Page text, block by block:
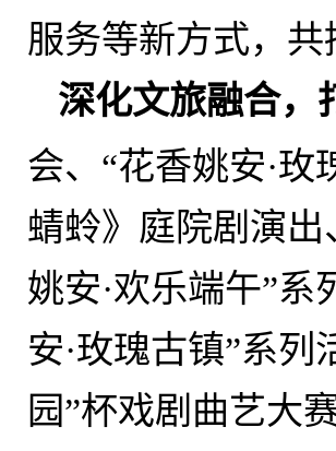
服务等新方式， 共
深化文旅融合，
会、“花香姚安·
蜻蛉》庭院剧演
姚安·欢乐端午”
安·玫瑰古镇”系
园”杯戏剧曲艺大